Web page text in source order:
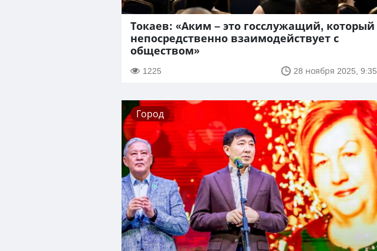
Токаев: «Аким – это госслужащий, который
непосредственно взаимодействует с
обществом»
1225 28 ноября 2025, 9:35
Город